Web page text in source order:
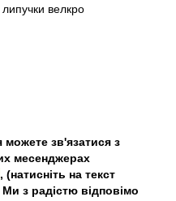
велкро
можете зв'язатися з
месенджерах
, (натисніть на текст
з радістю відповімо